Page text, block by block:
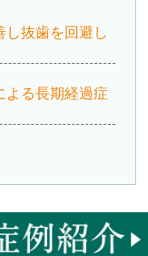
し抜歯を回避し
よる長期経過症